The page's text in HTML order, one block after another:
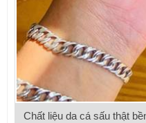
Chất liệu da cá sấu thật